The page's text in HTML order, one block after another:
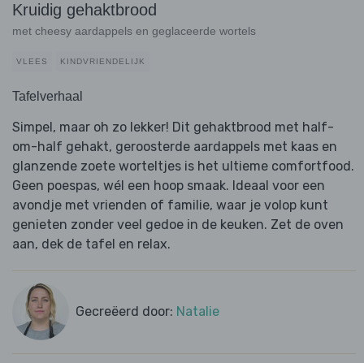
Kruidig gehaktbrood
met cheesy aardappels en geglaceerde wortels
VLEES KINDVRIENDELIJK
Tafelverhaal
Simpel, maar oh zo lekker! Dit gehaktbrood met half-
om-half gehakt, geroosterde aardappels met kaas en
glanzende zoete worteltjes is het ultieme comfortfood.
Geen poespas, wél een hoop smaak. Ideaal voor een
avondje met vrienden of familie, waar je volop kunt
genieten zonder veel gedoe in de keuken. Zet de oven
aan, dek de tafel en relax.
Gecreëerd door: Natalie